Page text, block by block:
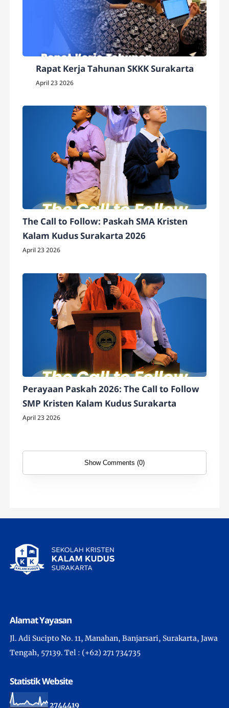
Rapat Kerja Tahunan SKKK Surakarta
April 23 2026
The Call to Follow: Paskah SMA Kristen
Kalam Kudus Surakarta 2026
April 23 2026
Perayaan Paskah 2026: The Call to Follow
SMP Kristen Kalam Kudus Surakarta
April 23 2026
Show Comments (0)
Alamat Yayasan
Jl. Adi Sucipto No. 11, Manahan, Banjarsari, Surakarta, Jawa
Tengah, 57139. Tel : (+62) 271 734735
Statistik Website
2744419